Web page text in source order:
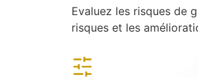
Evaluez les risques de
risques et les